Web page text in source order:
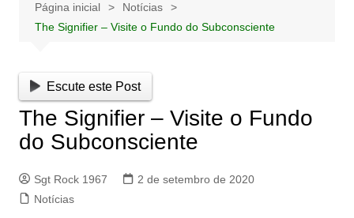
Página inicial
Notícias
The Signifier – Visite o Fundo do Subconsciente
Escute este Post
The Signifier – Visite o Fundo
do Subconsciente
Sgt Rock 1967
2 de setembro de 2020
Notícias